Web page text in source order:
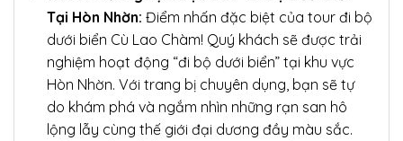
Tại Hòn Nhờn: Điểm nhấn đặc biệt của tour đi bộ
dưới biển Cù Lao Chàm! Quý khách sẽ được trải
nghiệm hoạt động “đi bộ dưới biển” tại khu vực
Hòn Nhờn. Với trang bị chuyên dụng, bạn sẽ tự
do khám phá và ngắm nhìn những rạn san hô
lộng lẫy cùng thế giới đại dương đầy màu sắc.